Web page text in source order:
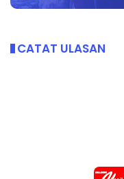
CATAT ULASAN